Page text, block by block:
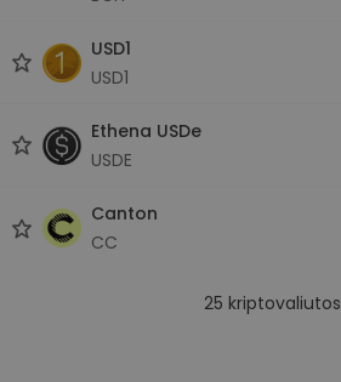
USD1
USD1
Ethena USDe
USDE
Canton
CC
25 kriptovaliutos